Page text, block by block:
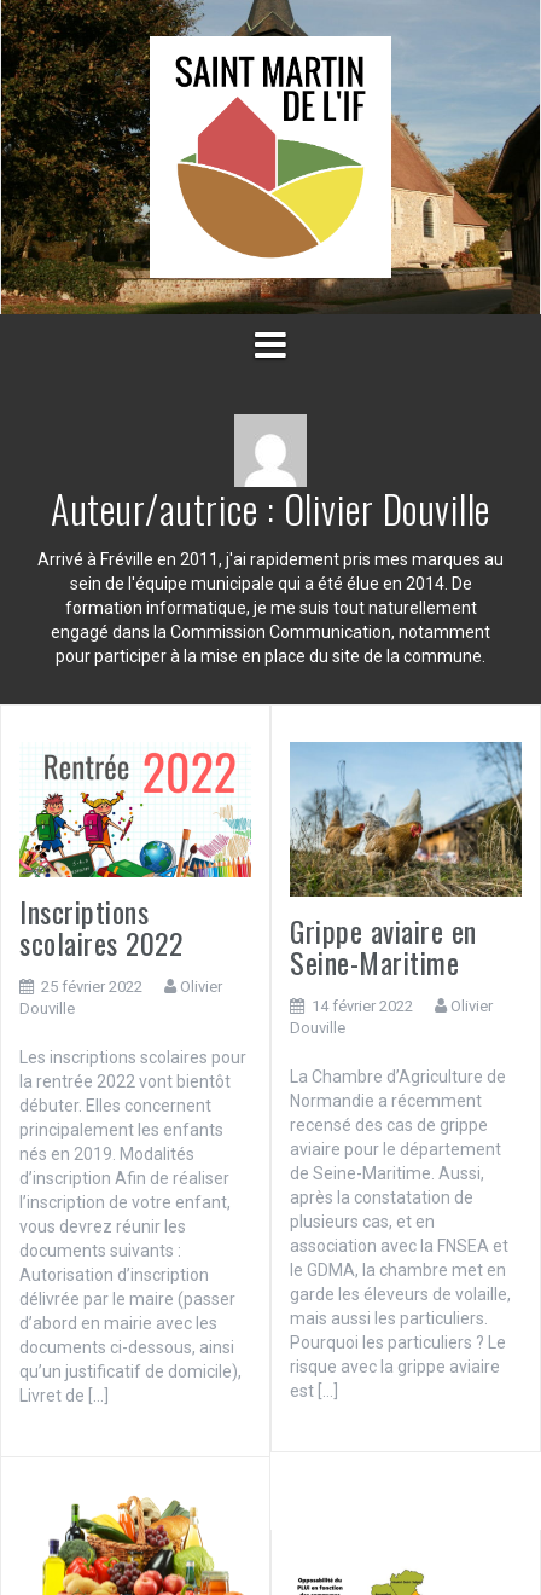
Aller
au
contenu
Auteur/autrice : Olivier Douville
Arrivé à Fréville en 2011, j'ai rapidement pris mes marques au
sein de l'équipe municipale qui a été élue en 2014. De
formation informatique, je me suis tout naturellement
engagé dans la Commission Communication, notamment
pour participer à la mise en place du site de la commune.
Inscriptions
scolaires 2022
25 février 2022
Olivier
Douville
Les inscriptions scolaires pour
la rentrée 2022 vont bientôt
débuter. Elles concernent
principalement les enfants
nés en 2019. Modalités
d’inscription Afin de réaliser
l’inscription de votre enfant,
vous devrez réunir les
documents suivants :
Autorisation d’inscription
délivrée par le maire (passer
d’abord en mairie avec les
documents ci-dessous, ainsi
qu’un justificatif de domicile),
Livret de […]
Grippe aviaire en
Seine-Maritime
14 février 2022
Olivier
Douville
La Chambre d’Agriculture de
Normandie a récemment
recensé des cas de grippe
aviaire pour le département
de Seine-Maritime. Aussi,
après la constatation de
plusieurs cas, et en
association avec la FNSEA et
le GDMA, la chambre met en
garde les éleveurs de volaille,
mais aussi les particuliers.
Pourquoi les particuliers ? Le
risque avec la grippe aviaire
est […]